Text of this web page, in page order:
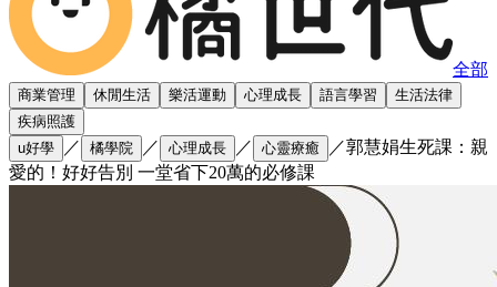
全部
商業管理 休閒生活 樂活運動 心理成長 語言學習
生活法律
疾病照護
u好學
／ 橘學院 ／ 心理成長 ／ 心靈療癒 ／郭慧娟生死課：親
愛的！好好告別 一堂省下20萬的必修課